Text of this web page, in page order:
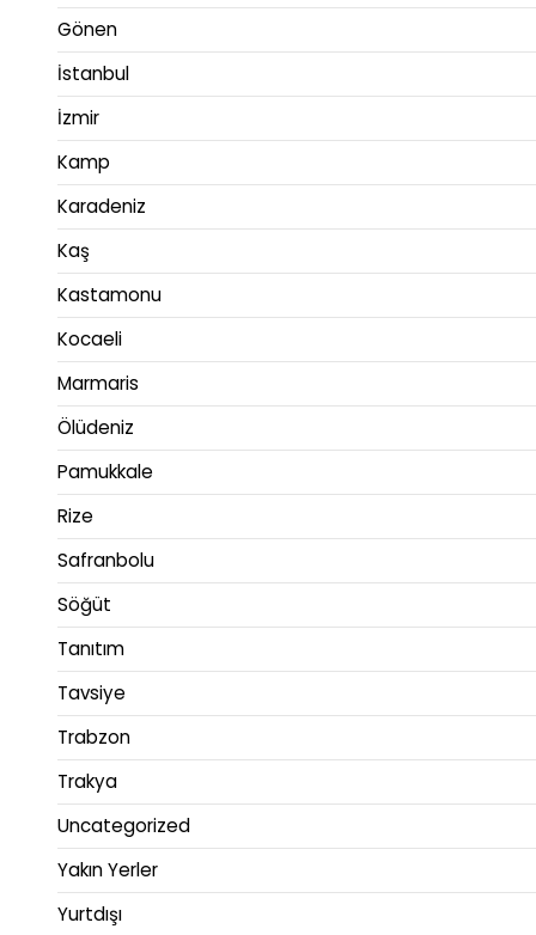
Gönen
İstanbul
İzmir
Kamp
Karadeniz
Kaş
Kastamonu
Kocaeli
Marmaris
Ölüdeniz
Pamukkale
Rize
Safranbolu
Söğüt
Tanıtım
Tavsiye
Trabzon
Trakya
Uncategorized
Yakın Yerler
Yurtdışı